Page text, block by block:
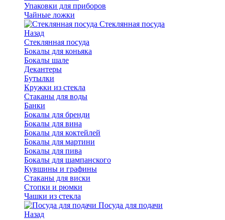
Упаковки для приборов
Чайные ложки
Стеклянная посуда
Назад
Стеклянная посуда
Бокалы для коньяка
Бокалы шале
Декантеры
Бутылки
Кружки из стекла
Стаканы для воды
Банки
Бокалы для бренди
Бокалы для вина
Бокалы для коктейлей
Бокалы для мартини
Бокалы для пива
Бокалы для шампанского
Кувшины и графины
Стаканы для виски
Стопки и рюмки
Чашки из стекла
Посуда для подачи
Назад